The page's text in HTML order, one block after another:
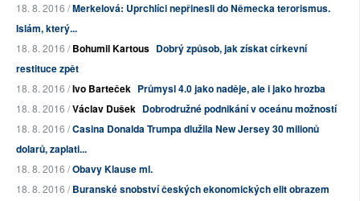
18. 8. 2016 /Merkelová: Uprchlíci nepřinesli do Německa terorismus.
Islám, který...
18. 8. 2016 /Bohumil Kartous Dobrý způsob, jak získat církevní
restituce zpět
18. 8. 2016 /Ivo Barteček Průmysl 4.0 jako naděje, ale i jako hrozba
18. 8. 2016 /Václav Dušek Dobrodružné podnikání v oceánu možností
18. 8. 2016 /Casina Donalda Trumpa dlužila New Jersey 30 milionů
dolarů, zaplati...
18. 8. 2016 /Obavy Klause ml.
18. 8. 2016 /Buranské snobství českých ekonomických elit obrazem